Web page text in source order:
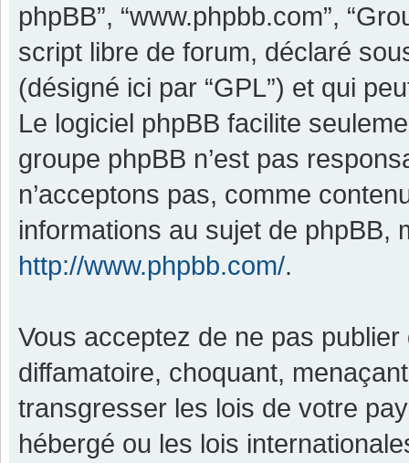
phpBB”, “www.phpbb.com”,
script libre de forum, déclaré
(désigné ici par “GPL”) et qui
Le logiciel phpBB facilite
groupe phpBB n’est pas
n’acceptons pas, comme
informations au sujet de phpBB,
http://www.phpbb.com/.
Vous acceptez de ne pas
diffamatoire, choquant,
transgresser les lois de votre
hébergé ou les lois